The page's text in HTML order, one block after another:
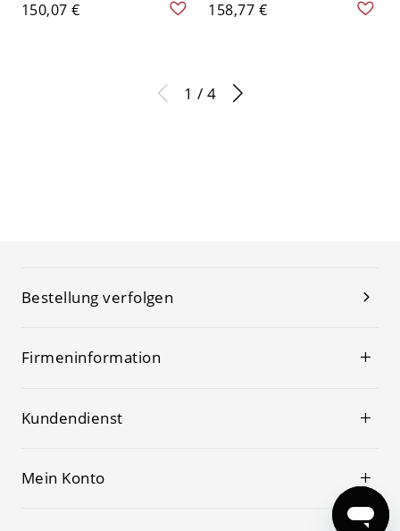
110V-120V
150,07 €
110V-120V 2
158,77 €
1 / 4
Bestellung verfolgen
Firmeninformation
Kundendienst
Mein Konto